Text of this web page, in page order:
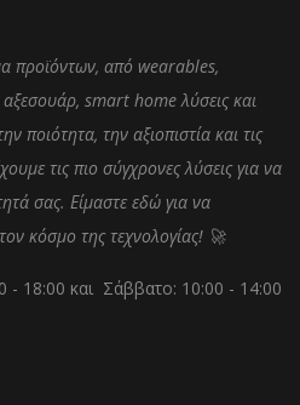
προϊόντων, από wearables,
smart home λύσεις και
ποιότητα, την αξιοπιστία και τις
τις πιο σύγχρονες λύσεις για να
σας. Είμαστε εδώ για να
κόσμο της τεχνολογίας! 🚀
- 18:00 και Σάββατο: 10:00 - 14:00